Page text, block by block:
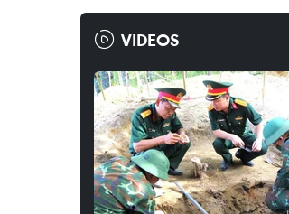
VIDEOS